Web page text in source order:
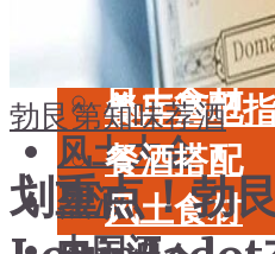
餐酒搭配
风土食材
风土大会
烈酒
品鉴专栏
美食
餐厅酒吧
餐酒搭配
风土食材
勃艮第知味荐酒
划重点！勃